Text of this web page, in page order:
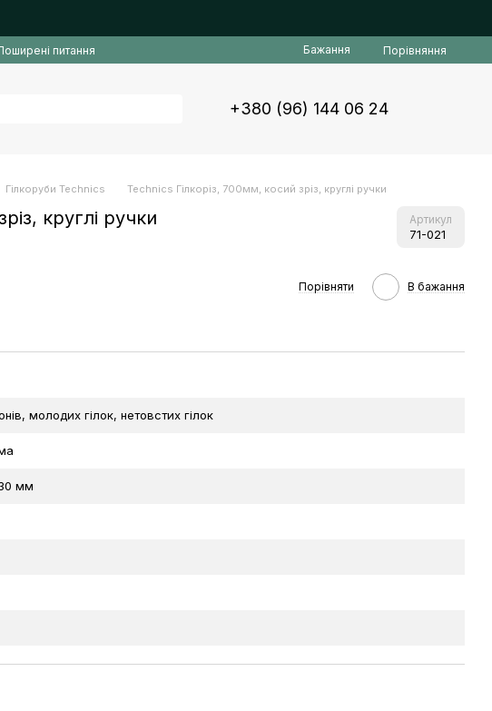
питання Бажання Порівняння
+380 (96) 144 06 24
Гілкоруби Technics Technics Гілкоріз, 700мм, косий зріз, круглі ручки
круглі ручки Артикул
71-021
Порівняти В бажання
молодих гілок, нетовстих гілок
мм